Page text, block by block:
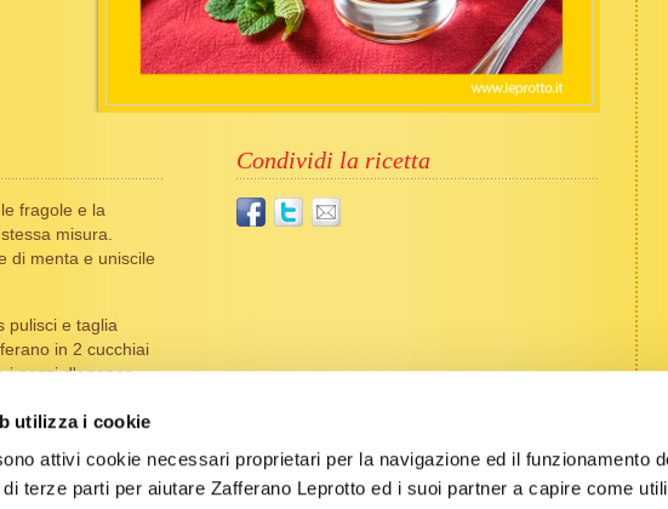
utilizza i cookie
attivi cookie necessari proprietari per la navigazione ed il funzionamento
terze parti per aiutare Zafferano Leprotto ed i suoi partner a capire come
Condividi la ricetta
fragole e la
misura.
di menta e uniscile
pulisci e taglia
in 2 cucchiai
i pezzi d'ananas
riposare in frigo